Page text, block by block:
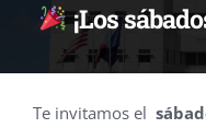
¡Los
Te invitamos el